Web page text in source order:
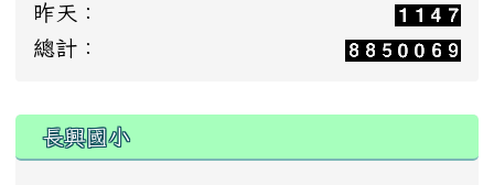
昨天：
總計：
:::
長興國小